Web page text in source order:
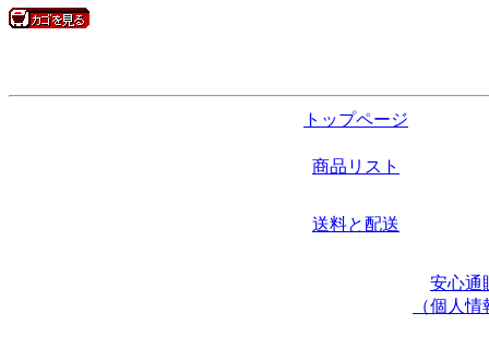
トップページ
商品リスト
送料と配送
安心通
（個人